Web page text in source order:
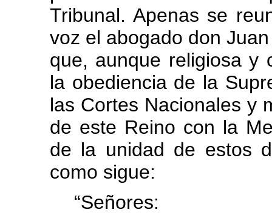
Tribunal. Apenas se
voz el abogado don
que, aunque religiosa y
la obediencia de la
las Cortes Nacionales y
de este Reino con la
de la unidad de estos
como sigue:
“Señores: